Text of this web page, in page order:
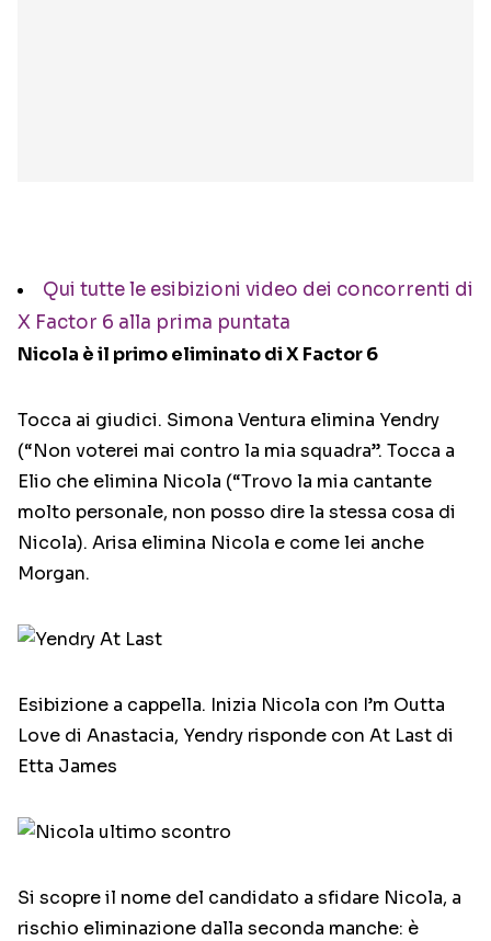
Qui tutte le esibizioni video dei concorrenti di
X Factor 6 alla prima puntata
Nicola è il primo eliminato di X Factor 6
Tocca ai giudici. Simona Ventura elimina Yendry
(“Non voterei mai contro la mia squadra”. Tocca a
Elio che elimina Nicola (“Trovo la mia cantante
molto personale, non posso dire la stessa cosa di
Nicola). Arisa elimina Nicola e come lei anche
Morgan.
Esibizione a cappella. Inizia Nicola con I’m Outta
Love di Anastacia, Yendry risponde con At Last di
Etta James
Si scopre il nome del candidato a sfidare Nicola, a
rischio eliminazione dalla seconda manche: è